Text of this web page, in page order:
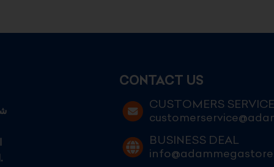
الكويتيين الطموحين الساعين إلى التميز في عالم التجارة الحديثة.
CONTACT US
CUSTOMERS SERVICE
BUSINESS DEAL